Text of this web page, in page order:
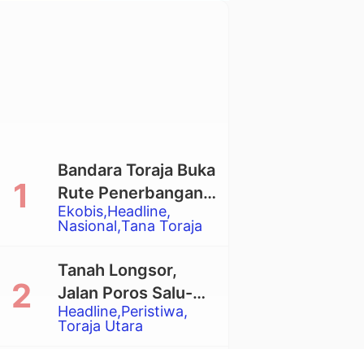
Ekobis Headline
Nasional Tana Toraja
Bandara Toraja Buka
Rute Penerbangan
Langsung Toraja-
Balikpapan
Headline Peristiwa
Toraja Utara
Tanah Longsor,
Jalan Poros Salu-
Dende’ Tertutup
Total